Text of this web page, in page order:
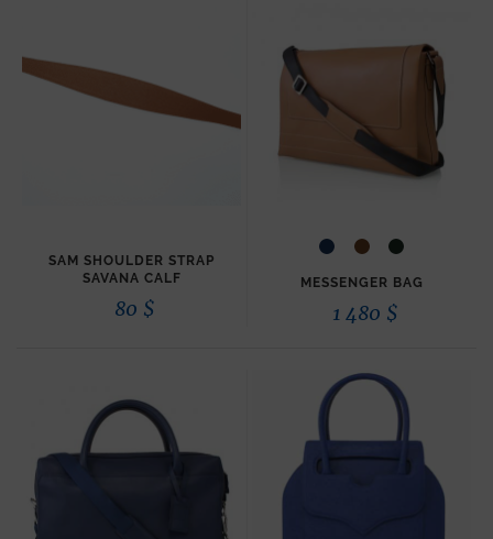
SAM SHOULDER STRAP
SAVANA CALF
80 $
MESSENGER BAG
1 480 $